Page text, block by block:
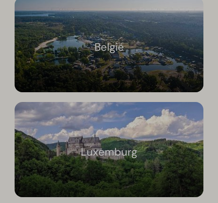
België
Luxemburg